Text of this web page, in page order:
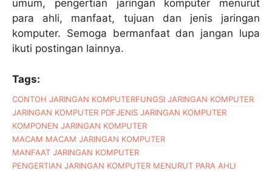
umum, pengertian jaringan komputer menurut
para ahli, manfaat, tujuan dan jenis jaringan
komputer. Semoga bermanfaat dan jangan lupa
ikuti postingan lainnya.
Tags:
CONTOH JARINGAN KOMPUTERFUNGSI JARINGAN KOMPUTER
JARINGAN KOMPUTER PDFJENIS JARINGAN KOMPUTER
KOMPONEN JARINGAN KOMPUTER
MACAM MACAM JARINGAN KOMPUTER
MANFAAT JARINGAN KOMPUTER
PENGERTIAN JARINGAN KOMPUTER MENURUT PARA AHLI